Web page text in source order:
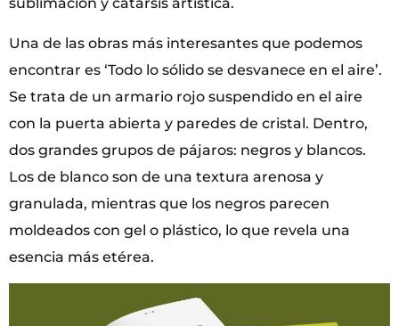
sublimación y catarsis artística.
Una de las obras más interesantes que podemos
encontrar es ‘Todo lo sólido se desvanece en el aire’.
Se trata de un armario rojo suspendido en el aire
con la puerta abierta y paredes de cristal. Dentro,
dos grandes grupos de pájaros: negros y blancos.
Los de blanco son de una textura arenosa y
granulada, mientras que los negros parecen
moldeados con gel o plástico, lo que revela una
esencia más etérea.